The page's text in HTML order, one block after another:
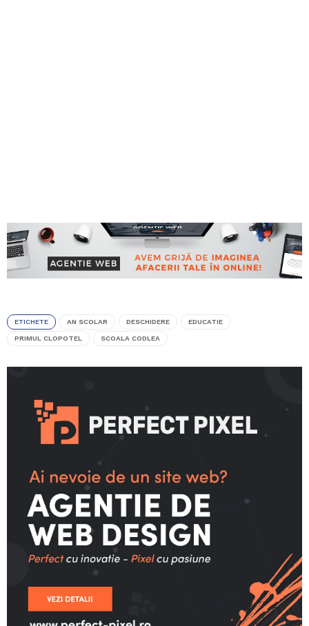
ETICHETE AN SCOLAR DESCHIDERE EDUCATIE
PRIMUL CLOPOTEL SCOALA CODLEA